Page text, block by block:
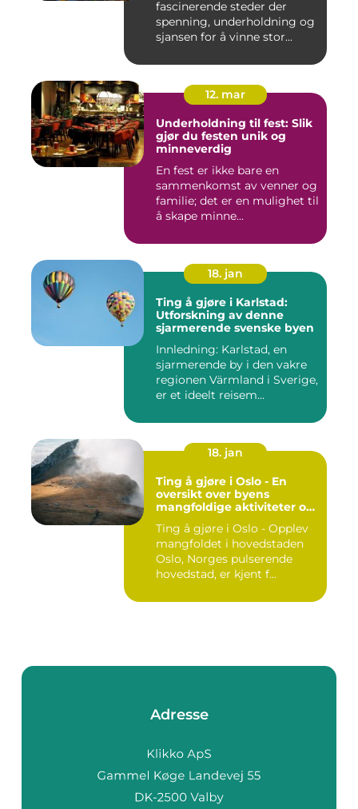
fascinerende steder der
spenning, underholdning og
sjansen for å vinne stor...
12. mar
Underholdning til fest: Slik
gjør du festen unik og
minneverdig
En fest er ikke bare en
sammenkomst av venner og
familie; det er en mulighet til
å skape minne...
18. jan
Ting å gjøre i Karlstad:
Utforskning av denne
sjarmerende svenske byen
Innledning: Karlstad, en
sjarmerende by i den vakre
regionen Värmland i Sverige,
er et ideelt reisem...
18. jan
Ting å gjøre i Oslo - En
oversikt over byens
mangfoldige aktiviteter og
Ting å gjøre i Oslo - Opplev
mangfoldet i hovedstaden
Oslo, Norges pulserende
hovedstad, er kjent f...
Adresse